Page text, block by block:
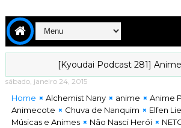
[Kyoudai Podcast 281] Animes
sábado, janeiro 24, 2015
Home Alchemist Nany anime
Anime
Animecote
Chuva de Nanquim
Elfen
Músicas e Animes
Não Nasci Herói